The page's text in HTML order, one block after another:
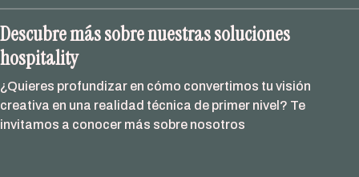
Descubre más sobre nuestras soluciones
hospitality
¿Quieres profundizar en cómo convertimos tu visión
creativa en una realidad técnica de primer nivel? Te
invitamos a conocer más sobre nosotros